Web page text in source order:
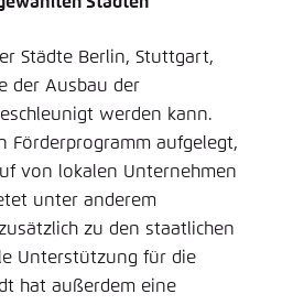
Städte Berlin, Stuttgart,
der Ausbau der
werden kann.
Förderprogramm aufgelegt,
von lokalen Unternehmen
unter anderem
zu den staatlichen
Unterstützung für die
hat außerdem eine